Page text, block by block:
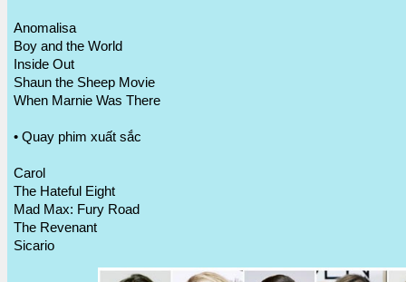
Anomalisa
Boy and the World
Inside Out
Shaun the Sheep Movie
When Marnie Was There
• Quay phim xuất sắc
Carol
The Hateful Eight
Mad Max: Fury Road
The Revenant
Sicario